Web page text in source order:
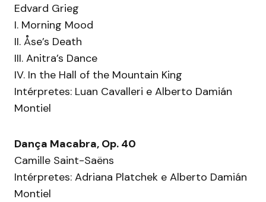
Edvard Grieg
I. Morning Mood
II. Åse’s Death
III. Anitra’s Dance
IV. In the Hall of the Mountain King
Intérpretes: Luan Cavalleri e Alberto Damián
Montiel
Dança Macabra, Op. 40
Camille Saint-Saëns
Intérpretes: Adriana Platchek e Alberto Damián
Montiel